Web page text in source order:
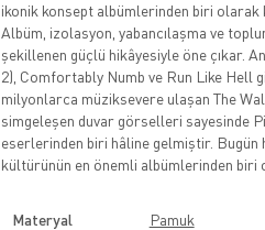
ikonik konsept albümlerinden biri olarak
Albüm, izolasyon, yabancılaşma ve
şekillenen güçlü hikâyesiyle öne çıkar.
2), Comfortably Numb ve Run Like Hell
milyonlarca müziksevere ulaşan The
simgeleşen duvar görselleri sayesinde
eserlerinden biri hâline gelmiştir.
kültürünün en önemli albümlerinden biri
Materyal Pamuk